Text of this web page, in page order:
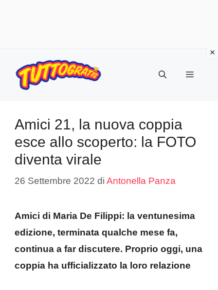
contenuto
Menu
Amici 21, la nuova coppia
esce allo scoperto: la FOTO
diventa virale
26 Settembre 2022 di Antonella Panza
Amici di Maria De Filippi: la ventunesima
edizione, terminata qualche mese fa,
continua a far discutere. Proprio oggi, una
coppia ha ufficializzato la loro relazione